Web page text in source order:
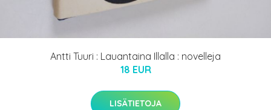
Antti Tuuri : Lauantaina Illalla : novelleja
18 EUR
LISÄTIETOJA